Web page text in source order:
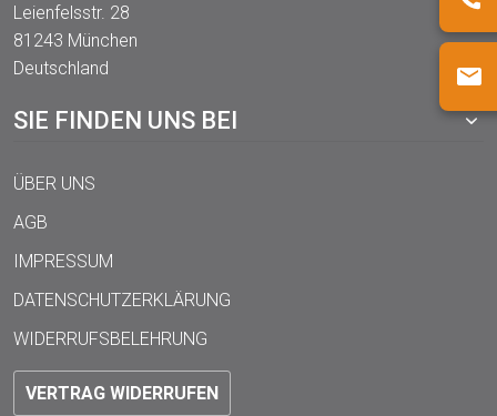
Leienfelsstr. 28
81243 München
Deutschland
SIE FINDEN UNS BEI
ÜBER UNS
AGB
IMPRESSUM
DATENSCHUTZERKLÄRUNG
WIDERRUFSBELEHRUNG
VERTRAG WIDERRUFEN